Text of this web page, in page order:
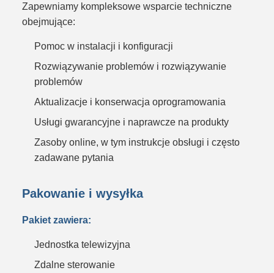
Zapewniamy kompleksowe wsparcie techniczne
obejmujące:
Pomoc w instalacji i konfiguracji
Rozwiązywanie problemów i rozwiązywanie
problemów
Aktualizacje i konserwacja oprogramowania
Usługi gwarancyjne i naprawcze na produkty
Zasoby online, w tym instrukcje obsługi i często
zadawane pytania
Pakowanie i wysyłka
Pakiet zawiera:
Jednostka telewizyjna
Zdalne sterowanie